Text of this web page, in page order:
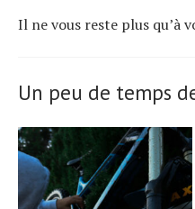
Il ne vous reste plus qu’à
Un peu de temps